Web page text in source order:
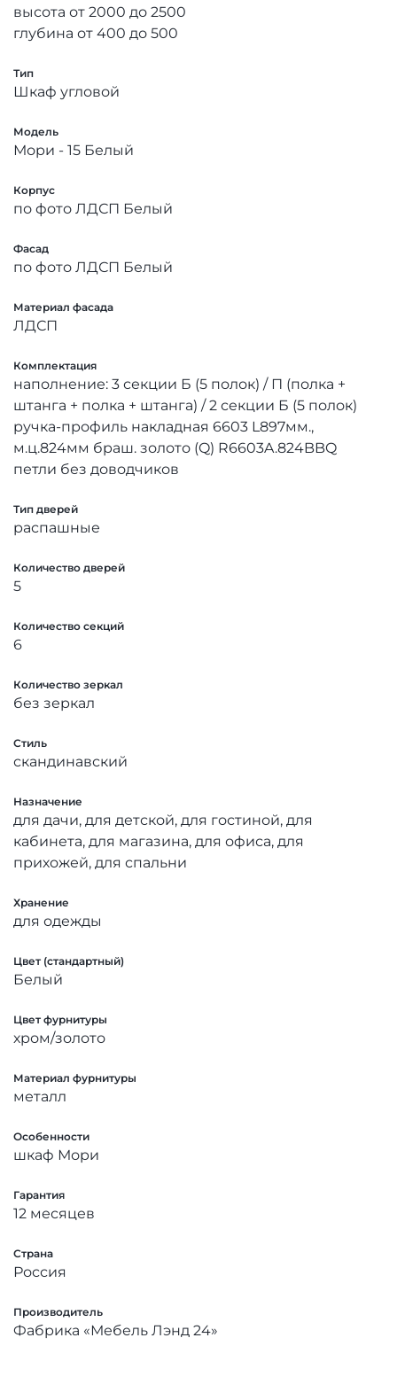
высота от 2000 до 2500
глубина от 400 до 500
Тип
Шкаф угловой
Модель
Мори - 15 Белый
Корпус
по фото ЛДСП Белый
Фасад
по фото ЛДСП Белый
Материал фасада
ЛДСП
Комплектация
наполнение: 3 секции Б (5 полок) / П (полка +
штанга + полка + штанга) / 2 секции Б (5 полок)
ручка-профиль накладная 6603 L897мм.,
м.ц.824мм браш. золото (Q) R6603A.824BBQ
петли без доводчиков
Тип дверей
распашные
Количество дверей
5
Количество секций
6
Количество зеркал
без зеркал
Стиль
скандинавский
Назначение
для дачи, для детской, для гостиной, для
кабинета, для магазина, для офиса, для
прихожей, для спальни
Хранение
для одежды
Цвет (стандартный)
Белый
Цвет фурнитуры
хром/золото
Материал фурнитуры
металл
Особенности
шкаф Мори
Гарантия
12 месяцев
Страна
Россия
Производитель
Фабрика «Мебель Лэнд 24»